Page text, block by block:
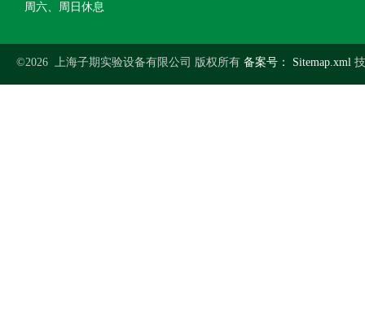
周六、周日休息
©2026 上海子期实验设备有限公司 版权所有 备案号： Sitemap.xml